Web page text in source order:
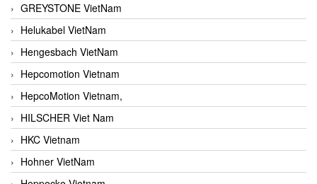
GREYSTONE VietNam
Helukabel VietNam
Hengesbach VietNam
Hepcomotion Vietnam
HepcoMotion Vietnam,
HILSCHER Viet Nam
HKC Vietnam
Hohner VietNam